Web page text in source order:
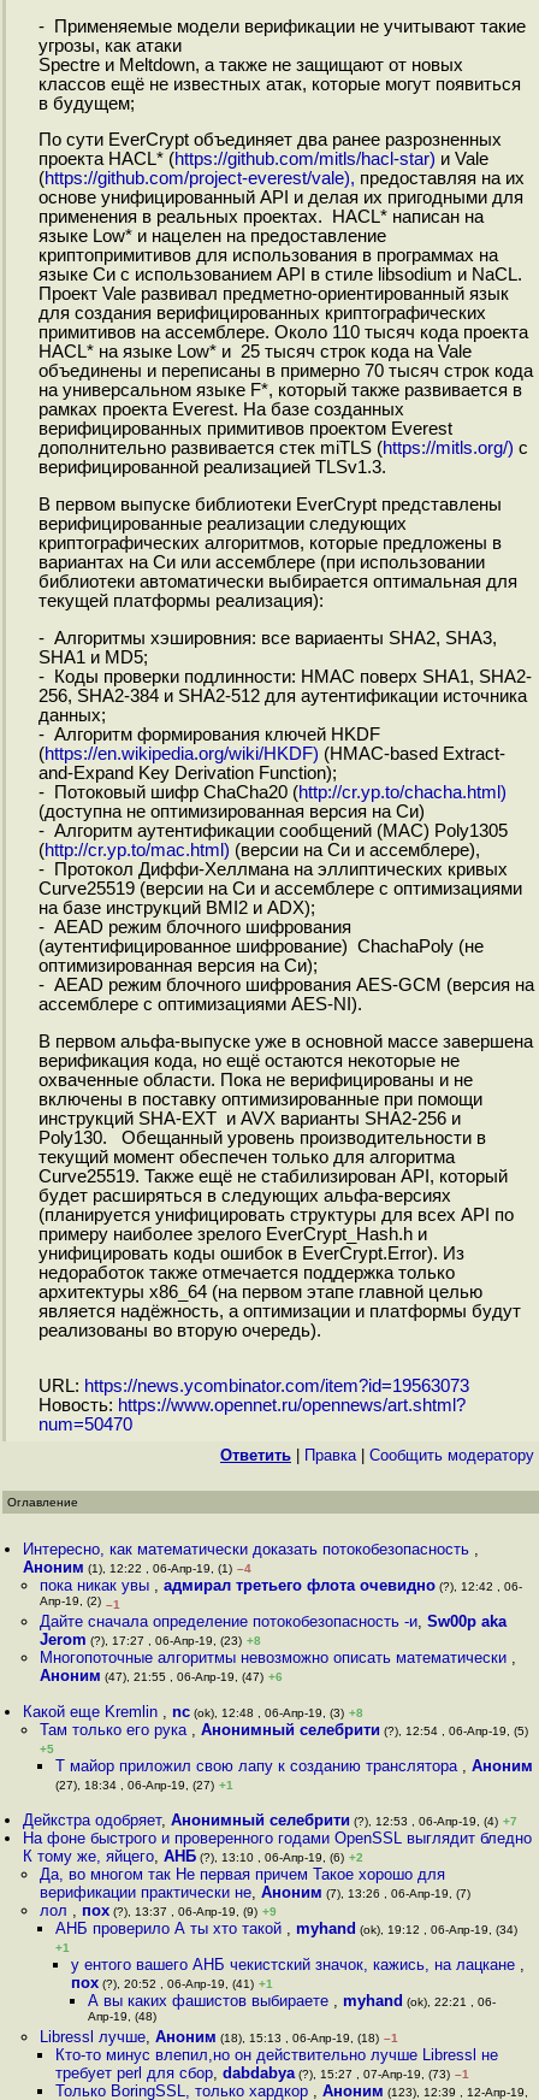
- Применяемые модели верификации не учитывают такие
угрозы, как атаки
Spectre и Meltdown, а также не защищают от новых
классов ещё не известных атак, которые могут появиться
в будущем;
По сути EverCrypt объединяет два ранее разрозненных
проекта HACL* (https://github.com/mitls/hacl-star) и Vale
(https://github.com/project-everest/vale), предоставляя на их
основе унифицированный API и делая их пригодными для
применения в реальных проектах. HACL* написан на
языке Low* и нацелен на предоставление
криптопримитивов для использования в программах на
языке Си с использованием API в стиле libsodium и NaCL.
Проект Vale развивал предметно-ориентированный язык
для создания верифицированных криптографических
примитивов на ассемблере. Около 110 тысяч кода проекта
HACL* на языке Low* и 25 тысяч строк кода на Vale
объединены и переписаны в примерно 70 тысяч строк кода
на универсальном языке F*, который также развивается в
рамках проекта Everest. На базе созданных
верифицированных примитивов проектом Everest
дополнительно развивается стек miTLS (https://mitls.org/) с
верифицированной реализацией TLSv1.3.
В первом выпуске библиотеки EverCrypt представлены
верифицированные реализации следующих
криптографических алгоритмов, которые предложены в
вариантах на Си или ассемблере (при использовании
библиотеки автоматически выбирается оптимальная для
текущей платформы реализация):
- Алгоритмы хэшировния: все вариаенты SHA2, SHA3,
SHA1 и MD5;
- Коды проверки подлинности: HMAC поверх SHA1, SHA2-
256, SHA2-384 и SHA2-512 для аутентификации источника
данных;
- Алгоритм формирования ключей HKDF
(https://en.wikipedia.org/wiki/HKDF) (HMAC-based Extract-
and-Expand Key Derivation Function);
- Потоковый шифр ChaCha20 (http://cr.yp.to/chacha.html)
(доступна не оптимизированная версия на Си)
- Алгоритм аутентификации сообщений (MAC) Poly1305
(http://cr.yp.to/mac.html) (версии на Си и ассемблере),
- Протокол Диффи-Хеллмана на эллиптических кривых
Curve25519 (версии на Си и ассемблере с оптимизациями
на базе инструкций BMI2 и ADX);
- AEAD режим блочного шифрования
(аутентифицированное шифрование) ChachaPoly (не
оптимизированная версия на Си);
- AEAD режим блочного шифрования AES-GCM (версия на
ассемблере с оптимизациями AES-NI).
В первом альфа-выпуске уже в основной массе завершена
верификация кода, но ещё остаются некоторые не
охваченные области. Пока не верифицированы и не
включены в поставку оптимизированные при помощи
инструкций SHA-EXT и AVX варианты SHA2-256 и
Poly130. Обещанный уровень производительности в
текущий момент обеспечен только для алгоритма
Curve25519. Также ещё не стабилизирован API, который
будет расширяться в следующих альфа-версиях
(планируется унифицировать структуры для всех API по
примеру наиболее зрелого EverCrypt_Hash.h и
унифицировать коды ошибок в EverCrypt.Error). Из
недоработок также отмечается поддержка только
архитектуры x86_64 (на первом этапе главной целью
является надёжность, а оптимизации и платформы будут
реализованы во вторую очередь).
URL: https://news.ycombinator.com/item?id=19563073
Новость: https://www.opennet.ru/opennews/art.shtml?
num=50470
Ответить Правка| Cообщить модератору
Оглавление
Интересно, как математически доказать потокобезопасность ,
Аноним (1), 12:22 , 06-Апр-19, (1) –4
пока никак увы , адмирал третьего флота очевидно(?), 12:42 , 06-
Апр-19, (2) –1
Дайте сначала определение потокобезопасность -и, Sw00p aka
Jerom (?), 17:27 , 06-Апр-19, (23) +8
Многопоточные алгоритмы невозможно описать математически ,
Аноним (47), 21:55 , 06-Апр-19, (47) +6
Какой еще Kremlin ,nc (ok), 12:48 , 06-Апр-19, (3) +8
Там только его рука , Анонимный селебрити (?), 12:54 , 06-Апр-19, (5)
+5
Т майор приложил свою лапу к созданию транслятора , Аноним
(27), 18:34 , 06-Апр-19, (27) +1
Дейкстра одобряет,Анонимный селебрити (?), 12:53 , 06-Апр-19, (4) +7
На фоне быстрого и проверенного годами OpenSSL выглядит бледно
К тому же, яйцего,АНБ (?), 13:10 , 06-Апр-19, (6) +2
Да, во многом так Не первая причем Такое хорошо для
верификации практически не, Аноним (7), 13:26 , 06-Апр-19, (7)
лол , пох(?), 13:37 , 06-Апр-19, (9) +9
АНБ проверило А ты хто такой , myhand (ok), 19:12 , 06-Апр-19, (34)
+1
у ентого вашего АНБ чекистский значок, кажись, на лацкане ,
пох (?), 20:52 , 06-Апр-19, (41) +1
А вы каких фашистов выбираете , myhand (ok), 22:21 , 06-
Апр-19, (48)
Libressl лучше, Аноним (18), 15:13 , 06-Апр-19, (18) –1
Кто-то минус влепил,но он действительно лучше Libressl не
требует perl для сбор, dabdabya(?), 15:27 , 07-Апр-19, (73) –1
Только BoringSSL, только хардкор , Аноним (123), 12:39 , 12-Апр-19,